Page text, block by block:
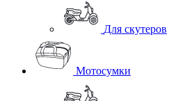
Для скутеров
Мотосумки